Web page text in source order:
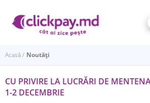
Acasă Noutăți
CU PRIVIRE LA LUCRĂRI DE
1-2 DECEMBRIE